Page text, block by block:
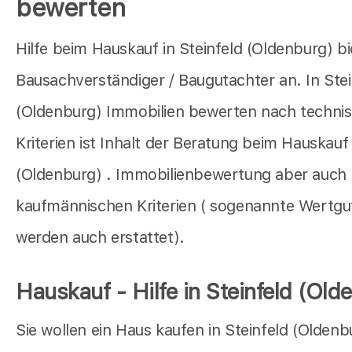
bewerten
Hilfe beim Hauskauf in Steinfeld (Oldenburg)
Bausachverständiger / Baugutachter an. In
(Oldenburg) Immobilien bewerten nach
Kriterien ist Inhalt der Beratung beim
(Oldenburg) . Immobilienbewertung aber auch
kaufmännischen Kriterien ( sogenannte
werden auch erstattet).
Hauskauf - Hilfe in Steinfeld
Sie wollen ein Haus kaufen in Steinfeld